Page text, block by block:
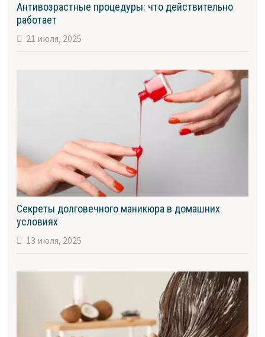
Антивозрастные процедуры: что действительно
работает
21 июля, 2025
Секреты долговечного маникюра в домашних
условиях
13 июля, 2025